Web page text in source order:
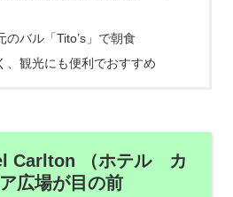
のバル「Tito’s」で朝食
、観光にも便利でおすすめ
Carlton （ホテル カ
広場が目の前